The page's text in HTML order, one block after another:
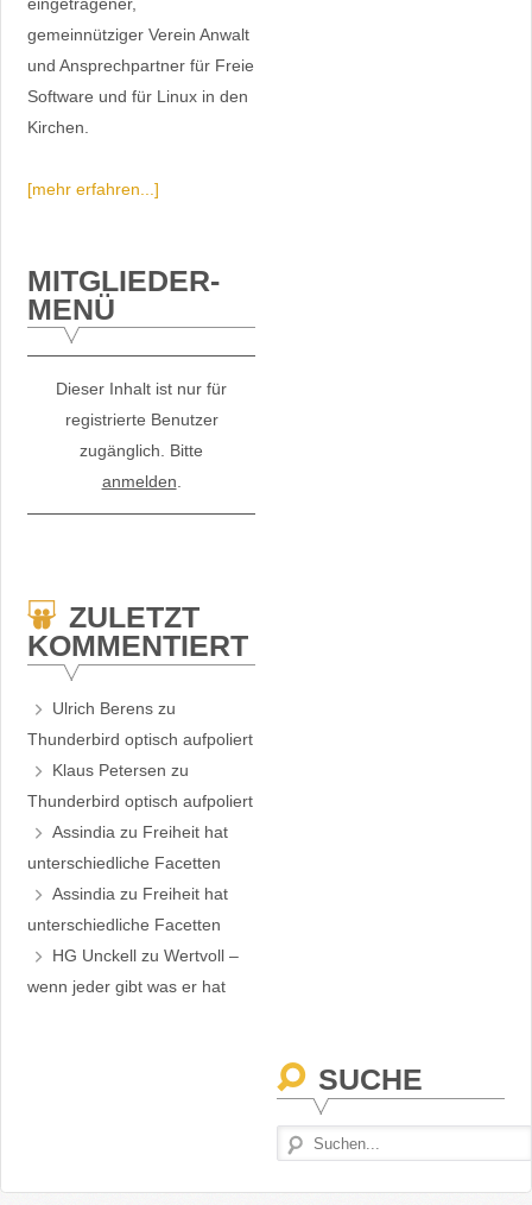
gemeinnütziger Verein Anwalt
und Ansprechpartner für Freie
Software und für Linux in den
Kirchen.
[mehr erfahren...]
MITGLIEDER-
MENÜ
Dieser Inhalt ist nur für
registrierte Benutzer
zugänglich. Bitte
anmelden
ZULETZT
KOMMENTIERT
Ulrich Berens zu
Thunderbird optisch aufpoliert
Klaus Petersen zu
Thunderbird optisch aufpoliert
Assindia zu Freiheit hat
unterschiedliche Facetten
Assindia zu Freiheit hat
unterschiedliche Facetten
HG Unckell zuWertvoll –
wenn jeder gibt was er hat
SUCHE